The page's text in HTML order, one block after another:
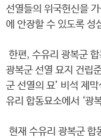
선열들의 위국헌신을
에 안장할 수 있도록 성
한편, 수유리 광복군
광복군 선열 묘지 건립
군 선열의 묘’ 비석 제
유리 합동묘소에서 ‘광
현재 수유리 광복군 합